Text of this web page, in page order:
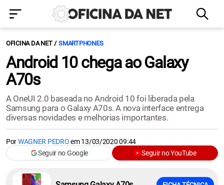
OFICINA DA NET SMARTPHONES
Android 10 chega ao Galaxy
A70s
A OneUI 2.0 baseada no Android 10 foi liberada pela
Samsung para o Galaxy A70s. A nova interface entrega
diversas novidades e melhorias importantes.
PorWAGNER PEDROem13/03/2020 09:44
Seguir no Google
Seguir no YouTube